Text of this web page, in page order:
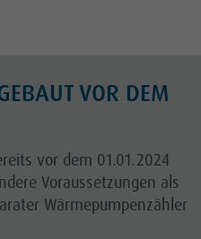
VOR DEM
vor dem 01.01.2024
Voraussetzungen als
Wärmepumpenzähler